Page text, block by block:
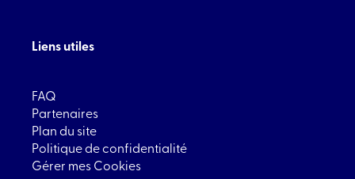
Liens utiles
FAQ
Partenaires
Plan du site
Politique de confidentialité
Gérer mes Cookies